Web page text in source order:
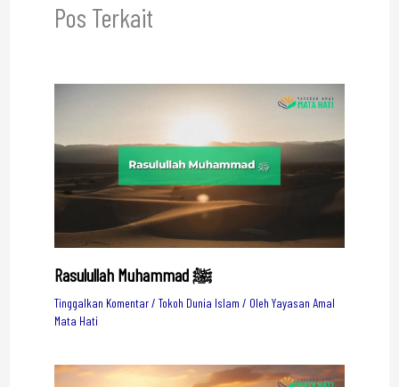
Pos Terkait
Rasulullah Muhammad ﷺ
Tinggalkan Komentar/ Tokoh Dunia Islam / Oleh Yayasan Amal
Mata Hati